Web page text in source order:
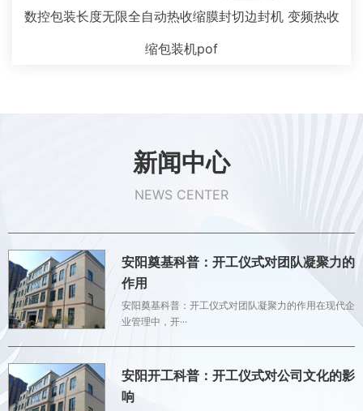
数控包装长度无限全自动热收缩膜封切边封机 变频热收
缩包装机pof
新闻中心
NEWS CENTER
安阳奠基科普：开工仪式对团队凝聚力的
作用
安阳奠基科普：开工仪式对团队凝聚力的作用在现代企
业管理中，开···
安阳开工科普：开工仪式对公司文化的影
响